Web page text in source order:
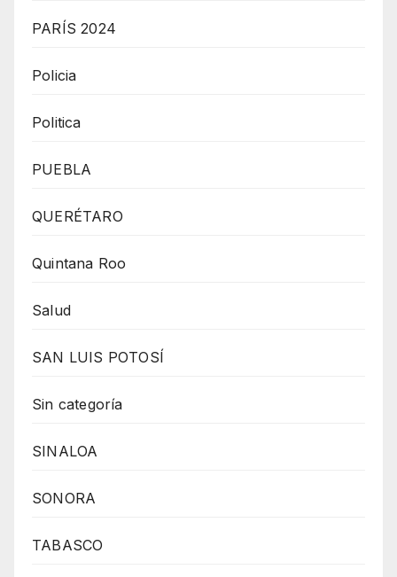
PARÍS 2024
Policia
Politica
PUEBLA
QUERÉTARO
Quintana Roo
Salud
SAN LUIS POTOSÍ
Sin categoría
SINALOA
SONORA
TABASCO